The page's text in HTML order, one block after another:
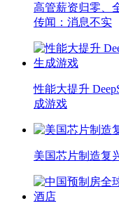
高管薪资归零、
传闻：消息不实
性能大提升
成游戏
美国芯片制造复